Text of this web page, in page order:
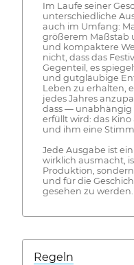
Im Laufe seiner
unterschiedliche
auch im Umfang:
größerem Maßstab
und kompaktere
nicht, dass das
Gegenteil, es
und gutgläubige
Leben zu erhalten,
jedes Jahres
dass — unabhängig
erfüllt wird: das
und ihm eine
Jede Ausgabe ist
wirklich ausmacht,
Produktion,
und für die
gesehen zu werden.
Regeln